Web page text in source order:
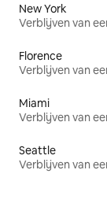
New York
Verblijven van
Florence
Verblijven van
Miami
Verblijven van
Seattle
Verblijven van